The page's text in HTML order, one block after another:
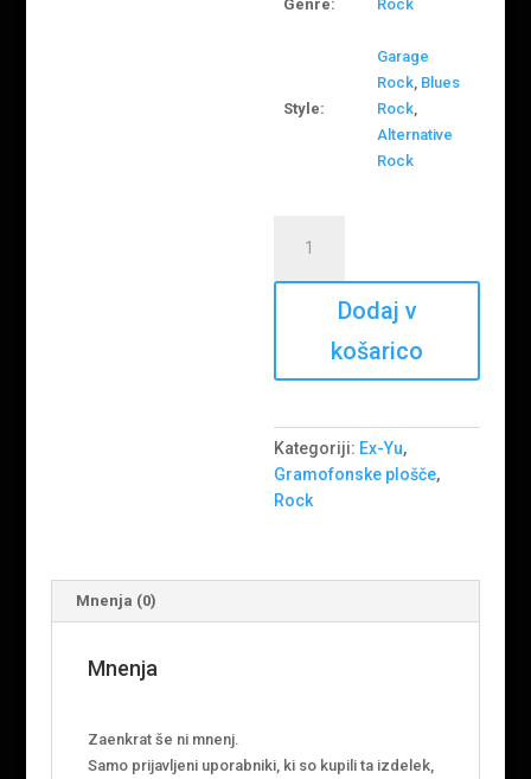
Genre: Rock
Style:
Garage
Rock, Blues
Rock,
Alternative
Rock
Razdor
Dodaj v
košarico
Kategoriji: Ex-Yu,
Gramofonske plošče,
Rock
Mnenja (0)
Mnenja
Zaenkrat še ni mnenj.
Samo prijavljeni uporabniki, ki so kupili ta izdelek,